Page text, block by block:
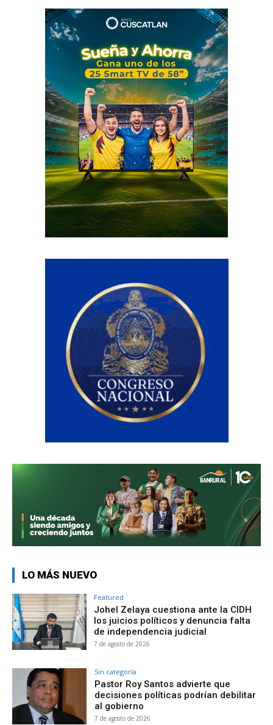
LO MÁS NUEVO
Featured
Johel Zelaya cuestiona ante la CIDH
los juicios políticos y denuncia falta
de independencia judicial
7 de agosto de 2026
Sin categoría
Pastor Roy Santos advierte que
decisiones políticas podrían debilitar
al gobierno
7 de agosto de 2026